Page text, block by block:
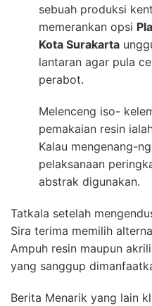
sebuah produksi
memerankan opsi
Kota Surakarta
lantaran agar pula
perabot.
Melenceng iso-
pemakaian resin
Kalau mengenang-
pelaksanaan
abstrak digunakan.
Tatkala setelah
Sira terima memilih
Ampuh resin maupun
yang sanggup
Berita Menarik yang lain